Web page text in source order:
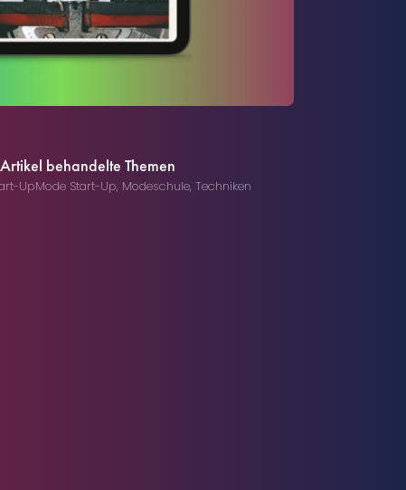
behandelte Themen
UpMode Start-Up, Modeschule, Techniken